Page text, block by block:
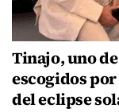
Tinajo, uno
escogidos
del eclipse